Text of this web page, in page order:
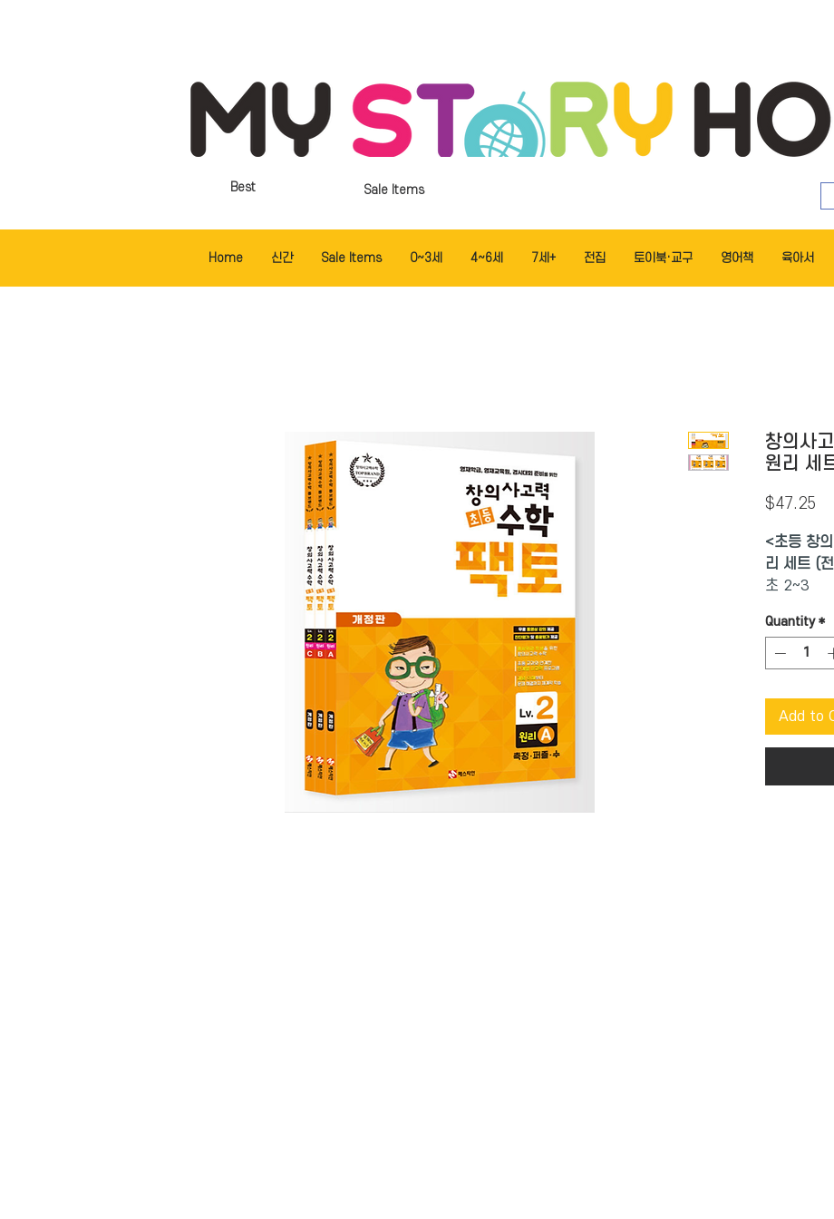
Sale Items
Best
Home 신간 Sale Items 0~3세 4~6세 7세+ 전집 토이북·교구 영어책 육아서
창의사
원리 세
$47.25
<초등 창
리 세트 (
초 2~3
사고력을
봐야 할 사
기본으로
전문가들
력 수학
유치부터
형을
Quantity *
Add to